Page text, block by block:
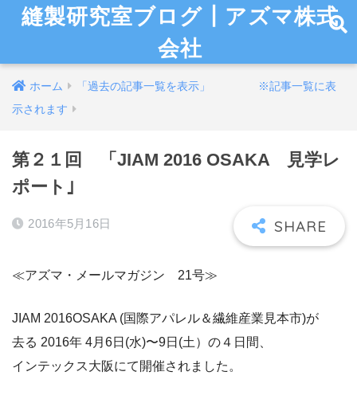
縫製研究室ブログ┃アズマ株式
会社
ホーム
「過去の記事一覧を表示」 ※記事一覧に表
示されます
第２１回 「JIAM 2016 OSAKA 見学レ
ポート｣
2016年5月16日
≪アズマ・メールマガジン 21号≫
JIAM 2016OSAKA (国際アパレル＆繊維産業見本市)が
去る 2016年 4月6日(水)〜9日(土）の４日間、
インテックス大阪にて開催されました。